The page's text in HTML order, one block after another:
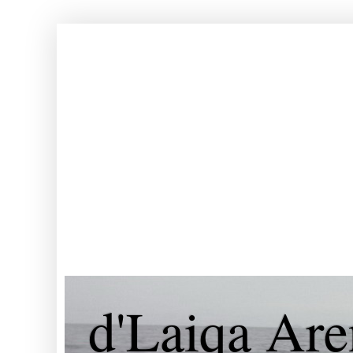
d'Laiqa